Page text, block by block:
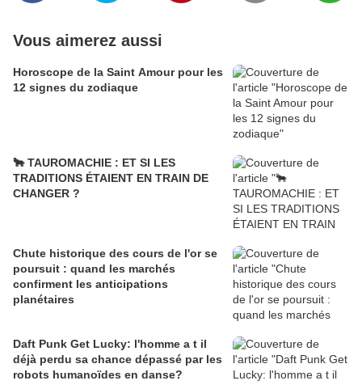
Vous aimerez aussi
Horoscope de la Saint Amour pour les
12 signes du zodiaque
🐂 TAUROMACHIE : ET SI LES
TRADITIONS ÉTAIENT EN TRAIN DE
CHANGER ?
Chute historique des cours de l'or se
poursuit : quand les marchés
confirment les anticipations
planétaires
Daft Punk Get Lucky: l'homme a t il
déjà perdu sa chance dépassé par les
robots humanoïdes en danse?